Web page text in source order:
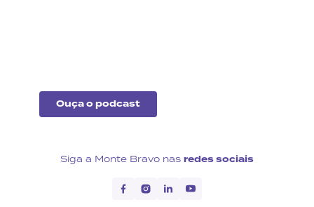
Ouça o podcast
Siga a Monte Bravo nas redes sociais